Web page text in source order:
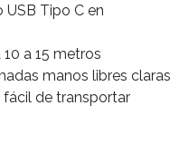
USB Tipo C en
a 15 metros
manos libres claras
de transportar